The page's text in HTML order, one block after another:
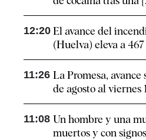
12:20 El avance del
(Huelva) eleva a
11:26 La Promesa,
de agosto al viernes
11:08 Un hombre y una
muertos y con